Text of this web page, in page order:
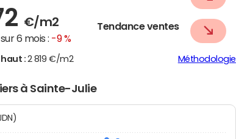
€/m2
6 mois : -9 %
Tendance ventes
haut : 2 819 €/m2 Méthodologie
à Sainte-Julie
JDN)